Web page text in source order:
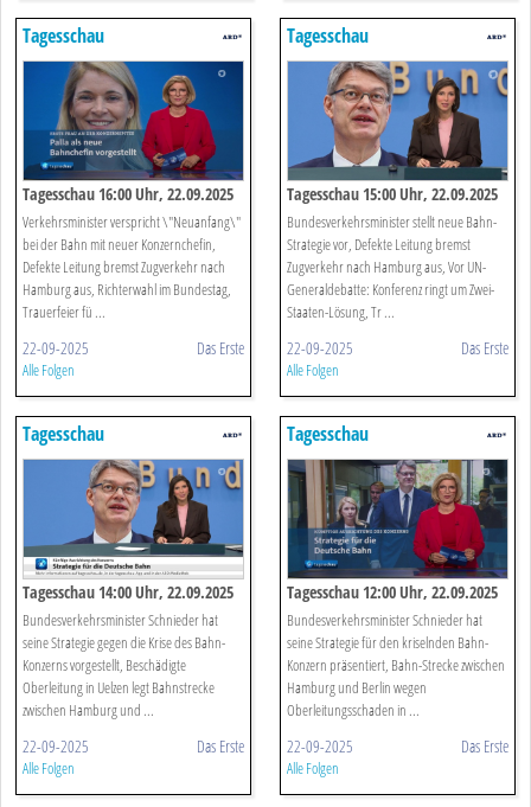
Tagesschau
Tagesschau 16:00 Uhr, 22.09.2025
Verkehrsminister verspricht \"Neuanfang\"
bei der Bahn mit neuer Konzernchefin,
Defekte Leitung bremst Zugverkehr nach
Hamburg aus, Richterwahl im Bundestag,
Trauerfeier fü ...
22-09-2025 Das Erste
Alle Folgen
Tagesschau
Tagesschau 15:00 Uhr, 22.09.2025
Bundesverkehrsminister stellt neue Bahn-
Strategie vor, Defekte Leitung bremst
Zugverkehr nach Hamburg aus, Vor UN-
Generaldebatte: Konferenz ringt um Zwei-
Staaten-Lösung, Tr ...
22-09-2025 Das Erste
Alle Folgen
Tagesschau
Tagesschau 14:00 Uhr, 22.09.2025
Bundesverkehrsminister Schnieder hat
seine Strategie gegen die Krise des Bahn-
Konzerns vorgestellt, Beschädigte
Oberleitung in Uelzen legt Bahnstrecke
zwischen Hamburg und ...
22-09-2025 Das Erste
Alle Folgen
Tagesschau
Tagesschau 12:00 Uhr, 22.09.2025
Bundesverkehrsminister Schnieder hat
seine Strategie für den kriselnden Bahn-
Konzern präsentiert, Bahn-Strecke zwischen
Hamburg und Berlin wegen
Oberleitungsschaden in ...
22-09-2025 Das Erste
Alle Folgen